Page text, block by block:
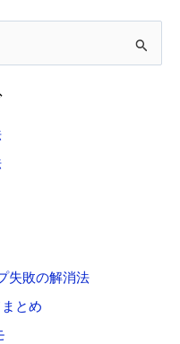
失敗の解消法
とめ